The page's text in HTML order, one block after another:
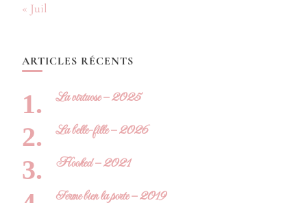
« Juil
ARTICLES RÉCENTS
La virtuose – 2025
La belle-fille – 2026
Hooked – 2021
Ferme bien la porte – 2019